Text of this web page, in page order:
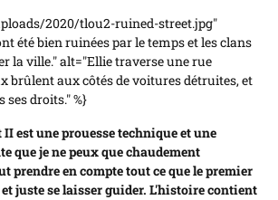
2020/tlou2-ruined-street.jpg"
été bien ruinées par le temps et les clans
la ville." alt="Ellie traverse une rue
brûlent aux côtés de voitures détruites, et
droits." %}
II est une prouesse technique et une
que je ne peux que chaudement
prendre en compte tout ce que le premier
juste se laisser guider. L'histoire contient